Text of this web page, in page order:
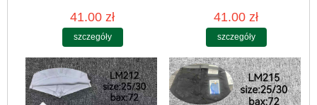
41.00 zł
szczegóły
41.00 zł
szczegóły